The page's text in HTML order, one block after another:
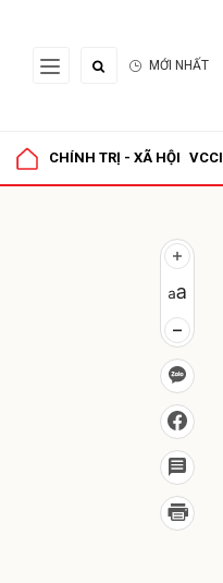
MỚI NHẤT
CHÍNH TRỊ - XÃ HỘI VCCI